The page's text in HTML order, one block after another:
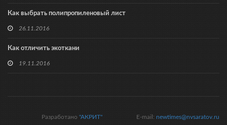
Как выбрать полипропиленовый лист
26.11.2016
Как отличить экоткани
19.11.2016
E-mail: newtimes@nvsaratov.ru
Разработано "АКРИТ"